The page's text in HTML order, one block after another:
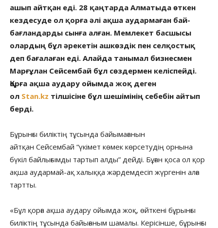
ашып айтқан еді. 28 қаңтарда Алматыда өткен
кездесуде ол қорға әлі ақша аудармаған бай-
бағландарды сынға алған. Мемлекет басшысы
олардың бұл әрекетін ашкөздік пен селқостық
деп бағалаған еді. Алайда танымал бизнесмен
Марғұлан Сейсембай бұл сөздермен келіспейді.
Қорға ақша аудару ойымда жоқ деген
ол Stan.kz тілшісіне бұл шешімінің себебін айтып
берді.
Бұрынғы биліктің тұсында байымағанын
айтқан Сейсембай “үкімет көмек көрсетудің орнына
бүкіл байлығымды тартып алды” дейді. Бұған қоса ол қор
ақша аудармай-ақ халыққа жәрдемдесіп жүргенін алға
тартты.
«Бұл қорға ақша аудару ойымда жоқ, өйткені бұрынғы
биліктің тұсында байығаным шамалы. Керісінше, бұрынғы